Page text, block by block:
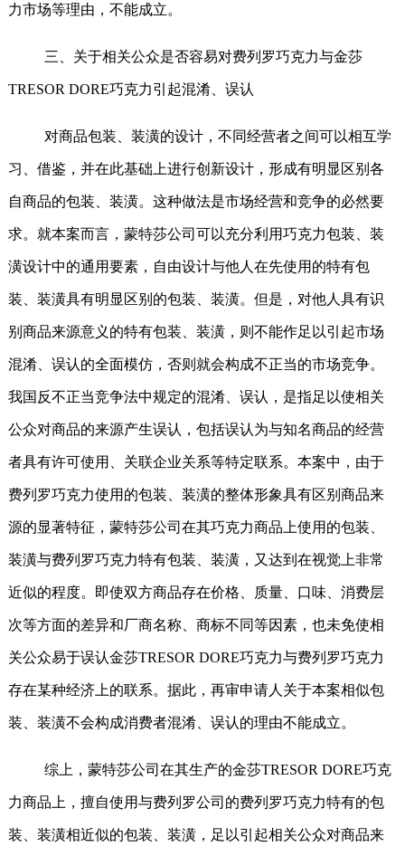
力市场等理由，不能成立。
三、关于相关公众是否容易对费列罗巧克力与金莎
TRESOR DORE巧克力引起混淆、误认
对商品包装、装潢的设计，不同经营者之间可以相互学
习、借鉴，并在此基础上进行创新设计，形成有明显区别各
自商品的包装、装潢。这种做法是市场经营和竞争的必然要
求。就本案而言，蒙特莎公司可以充分利用巧克力包装、装
潢设计中的通用要素，自由设计与他人在先使用的特有包
装、装潢具有明显区别的包装、装潢。但是，对他人具有识
别商品来源意义的特有包装、装潢，则不能作足以引起市场
混淆、误认的全面模仿，否则就会构成不正当的市场竞争。
我国反不正当竞争法中规定的混淆、误认，是指足以使相关
公众对商品的来源产生误认，包括误认为与知名商品的经营
者具有许可使用、关联企业关系等特定联系。本案中，由于
费列罗巧克力使用的包装、装潢的整体形象具有区别商品来
源的显著特征，蒙特莎公司在其巧克力商品上使用的包装、
装潢与费列罗巧克力特有包装、装潢，又达到在视觉上非常
近似的程度。即使双方商品存在价格、质量、口味、消费层
次等方面的差异和厂商名称、商标不同等因素，也未免使相
关公众易于误认金莎TRESOR DORE巧克力与费列罗巧克力
存在某种经济上的联系。据此，再审申请人关于本案相似包
装、装潢不会构成消费者混淆、误认的理由不能成立。
综上，蒙特莎公司在其生产的金莎TRESOR DORE巧克
力商品上，擅自使用与费列罗公司的费列罗巧克力特有的包
装、装潢相近似的包装、装潢，足以引起相关公众对商品来